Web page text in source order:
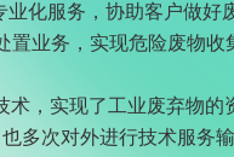
化服务，协助客户做
置业务，实现危险废物
，实现了工业废弃物
多次对外进行技术服务输